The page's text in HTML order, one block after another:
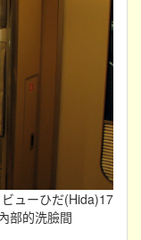
ューひだ(Hida)17
部的洗臉間